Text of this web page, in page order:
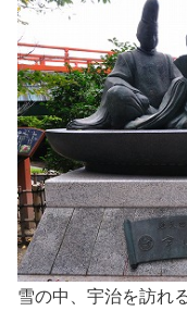
雪の中、宇治を訪れ